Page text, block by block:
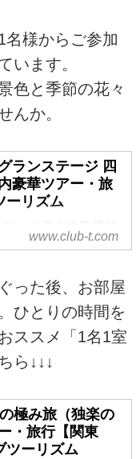
名様からご参加
います。
色と季節の花々
んか。
ランステージ 四
豪華ツアー・旅
ーリズム
ヤル・グランステー
志向」の旅へ。厳
み、露天風呂付客
で至福の時を。ス
ツアーや行き先・
ツアーなど多数ご
す。
www.club-t.com
った後、お部屋
ひとりの時間を
ススメ「1名1室
ら↓↓↓
極み旅（独楽の
・旅行【関東
ツーリズム